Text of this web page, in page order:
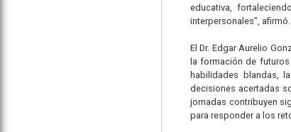
educativa,
interpersonales", afirmó.
El Dr. Edgar Aurelio
la formación de
habilidades blandas,
decisiones acertadas
jornadas contribuyen
para responder a los